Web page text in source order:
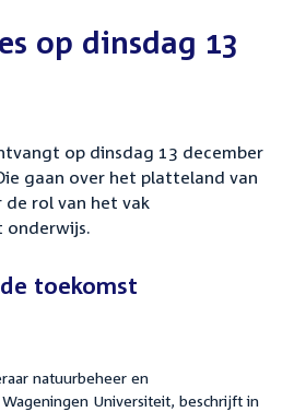
op dinsdag 13
op dinsdag 13 december
gaan over het platteland van
rol van het vak
onderwijs.
toekomst
natuurbeheer en
Universiteit, beschrijft in